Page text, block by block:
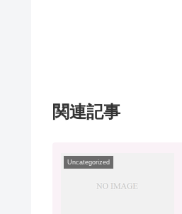
関連記事
Uncategorized